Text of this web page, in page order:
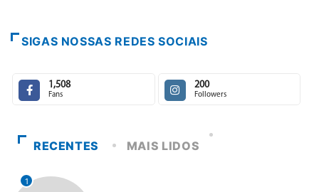
SIGAS NOSSAS REDES SOCIAIS
1,508
Fans
200
Followers
RECENTES MAIS LIDOS
1